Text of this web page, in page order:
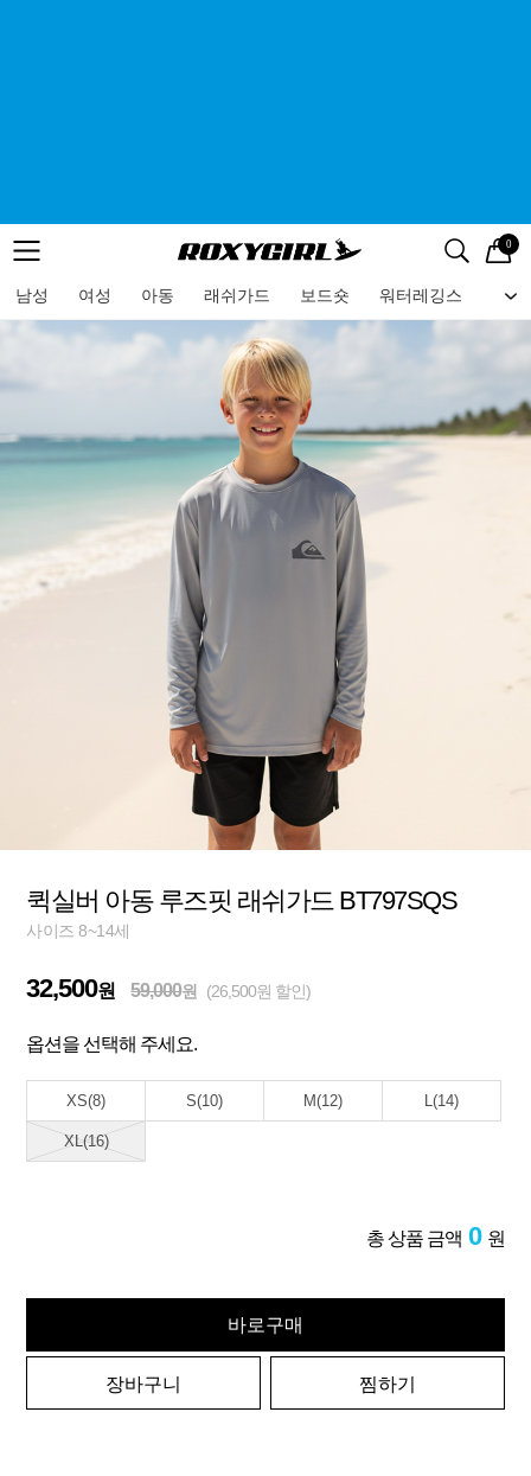
메뉴 검색
로고 0
남성 여성 아동 래쉬가드 보드숏 워터레깅스 비
메뉴
퀵실버 아동 루즈핏 래쉬가드 BT797SQS
사이즈 8~14세
32,500원 59,000원 (26,500원 할인)
옵션을 선택해 주세요.
XS(8) S(10) M(12) L(14)
XL(16)
총 상품 금액 0 원
바로구매
장바구니 찜하기